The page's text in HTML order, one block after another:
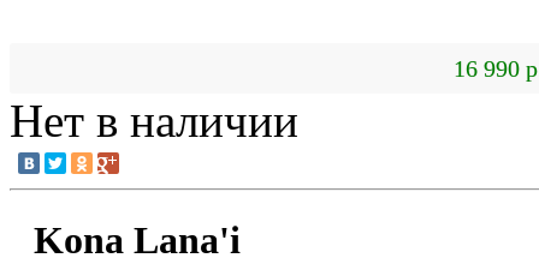
16 990
Нет в наличии
Kona Lana'i